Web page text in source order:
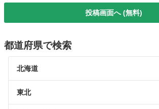
投稿画面へ (無料)
都道府県で検索
北海道
東北